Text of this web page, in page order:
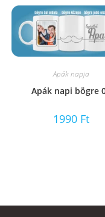
Apák napja
Apák napi bögre
1990 Ft